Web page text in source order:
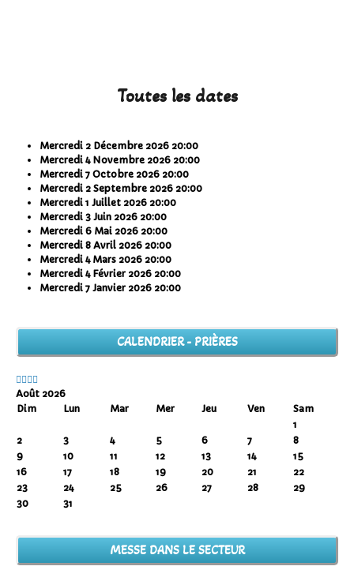
Toutes les dates
Mercredi 2 Décembre 2026 20:00
Mercredi 4 Novembre 2026 20:00
Mercredi 7 Octobre 2026 20:00
Mercredi 2 Septembre 2026 20:00
Mercredi 1 Juillet 2026 20:00
Mercredi 3 Juin 2026 20:00
Mercredi 6 Mai 2026 20:00
Mercredi 8 Avril 2026 20:00
Mercredi 4 Mars 2026 20:00
Mercredi 4 Février 2026 20:00
Mercredi 7 Janvier 2026 20:00
CALENDRIER - PRIÈRES
Août 2026
Dim
Lun Mar Mer Jeu Ven
Sam
1
2
3 4 5 6 7
8
9
10 11 12 13 14
15
16
17 18 19 20 21
22
23
24 25 26 27 28
29
30
31
MESSE DANS LE SECTEUR